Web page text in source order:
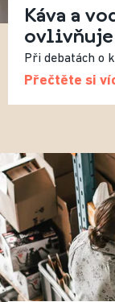
Káva a
Přečtěte si